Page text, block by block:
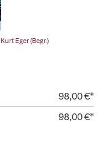
Kurt Eger (Begr.)
98,00 €*
98,00 €*